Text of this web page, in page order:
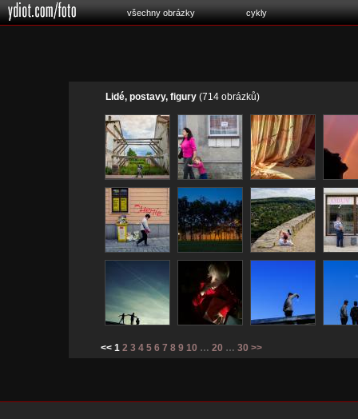
všechny obrázky cykly
Lidé, postavy, figury (714 obrázků)
<< 1 2 3 4 5 6 7 8 9 10 … 20 … 30 >>